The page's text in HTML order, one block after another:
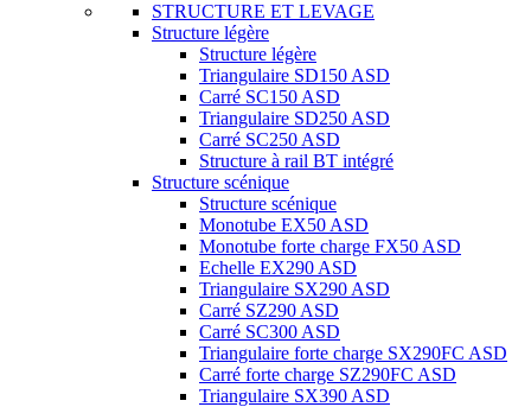
STRUCTURE ET LEVAGE
Structure légère
Structure légère
Triangulaire SD150 ASD
Carré SC150 ASD
Triangulaire SD250 ASD
Carré SC250 ASD
Structure à rail BT intégré
Structure scénique
Structure scénique
Monotube EX50 ASD
Monotube forte charge FX50 ASD
Echelle EX290 ASD
Triangulaire SX290 ASD
Carré SZ290 ASD
Carré SC300 ASD
Triangulaire forte charge SX290FC ASD
Carré forte charge SZ290FC ASD
Triangulaire SX390 ASD